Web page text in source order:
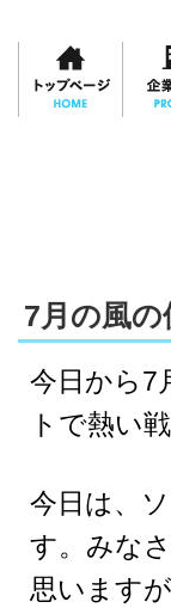
7月の風の
今日から7
トで熱い
今日は、
す。みな
思います